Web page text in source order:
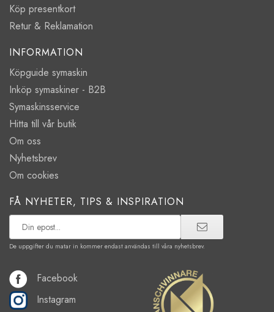
Köp presentkort
Retur & Reklamation
INFORMATION
Köpguide symaskin
Inköp symaskiner - B2B
Symaskinsservice
Hitta till vår butik
Om oss
Nyhetsbrev
Om cookies
FÅ NYHETER, TIPS & INSPIRATION
De uppgifter du matar in kommer endast användas till våra nyhetsbrev.
Facebook
Instagram